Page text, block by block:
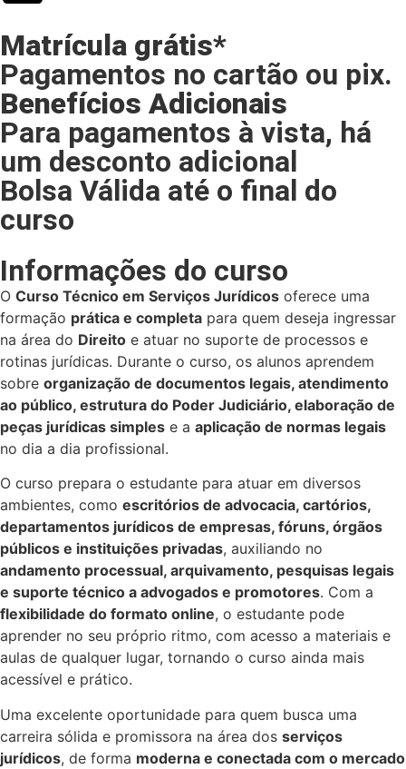
Matrícula grátis*
Pagamentos no cartão ou pix.
Benefícios Adicionais
Para pagamentos à vista, há
um desconto adicional
Bolsa Válida até o final do
curso
Informações do curso
O Curso Técnico em Serviços Jurídicos oferece uma
formação prática e completa para quem deseja ingressar
na área do Direito e atuar no suporte de processos e
rotinas jurídicas. Durante o curso, os alunos aprendem
sobre organização de documentos legais, atendimento
ao público, estrutura do Poder Judiciário, elaboração de
peças jurídicas simples e a aplicação de normas legais
no dia a dia profissional.
O curso prepara o estudante para atuar em diversos
ambientes, como escritórios de advocacia, cartórios,
departamentos jurídicos de empresas, fóruns, órgãos
públicos e instituições privadas, auxiliando no
andamento processual, arquivamento, pesquisas legais
e suporte técnico a advogados e promotores. Com a
flexibilidade do formato online, o estudante pode
aprender no seu próprio ritmo, com acesso a materiais e
aulas de qualquer lugar, tornando o curso ainda mais
acessível e prático.
Uma excelente oportunidade para quem busca uma
carreira sólida e promissora na área dos serviços
jurídicos, de forma moderna e conectada com o mercado